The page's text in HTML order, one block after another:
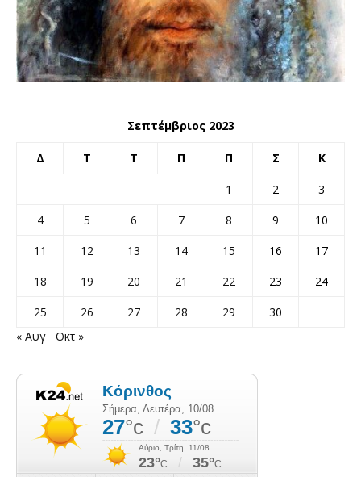
Σεπτέμβριος 2023
Δ Τ Τ Π Π Σ Κ
1 2
3
4
5 6 7 8 9
10
11
12 13 14 15 16
17
18
19 20 21 22 23
24
25
26 27 28 29
30
« Αυγ
Οκτ »